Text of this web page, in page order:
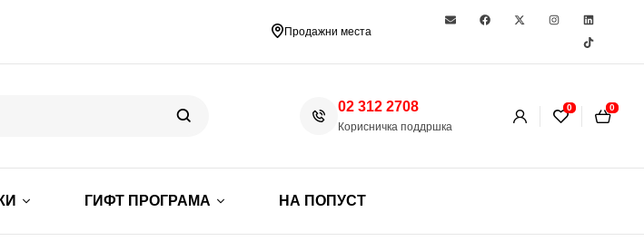
Продажни места
02 312 2708
Корисничка поддршка
0 0
ГИФТ ПРОГРАМА НА ПОПУСТ